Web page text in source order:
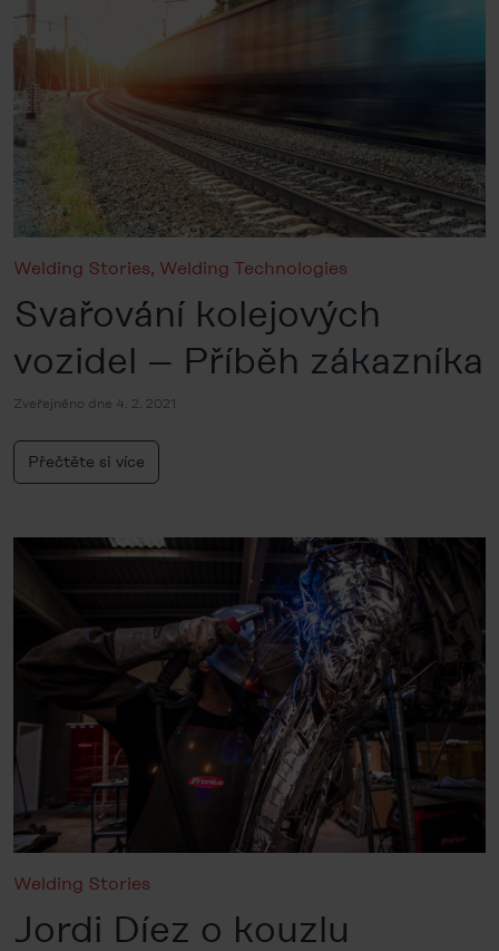
Welding Stories, Welding Technologies
Svařování kolejových
vozidel – Příběh zákazníka
Zveřejněno dne 4. 2. 2021
Přečtěte si více
Welding Stories
Jordi Díez o kouzlu